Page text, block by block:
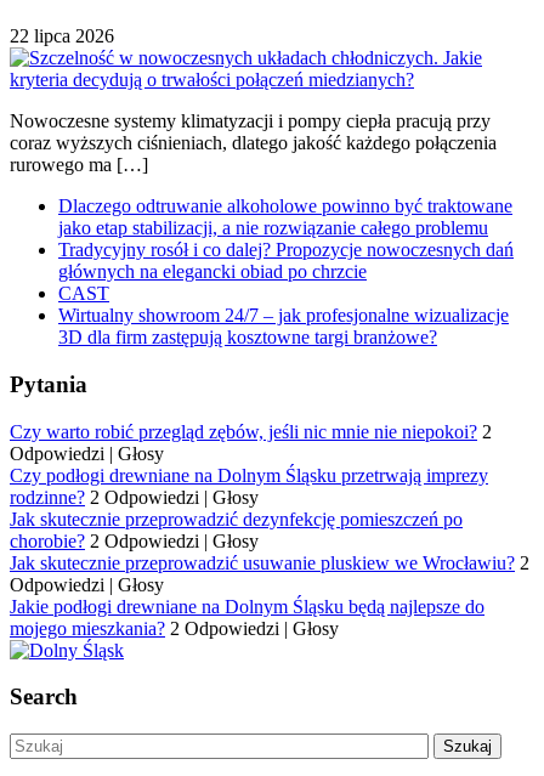
22 lipca 2026
Nowoczesne systemy klimatyzacji i pompy ciepła pracują przy
coraz wyższych ciśnieniach, dlatego jakość każdego połączenia
rurowego ma […]
Dlaczego odtruwanie alkoholowe powinno być traktowane
jako etap stabilizacji, a nie rozwiązanie całego problemu
Tradycyjny rosół i co dalej? Propozycje nowoczesnych dań
głównych na elegancki obiad po chrzcie
CAST
Wirtualny showroom 24/7 – jak profesjonalne wizualizacje
3D dla firm zastępują kosztowne targi branżowe?
Pytania
Czy warto robić przegląd zębów, jeśli nic mnie nie niepokoi? 2
Odpowiedzi | Głosy
Czy podłogi drewniane na Dolnym Śląsku przetrwają imprezy
rodzinne? 2 Odpowiedzi | Głosy
Jak skutecznie przeprowadzić dezynfekcję pomieszczeń po
chorobie? 2 Odpowiedzi | Głosy
Jak skutecznie przeprowadzić usuwanie pluskiew we Wrocławiu? 2
Odpowiedzi | Głosy
Jakie podłogi drewniane na Dolnym Śląsku będą najlepsze do
mojego mieszkania? 2 Odpowiedzi | Głosy
Search